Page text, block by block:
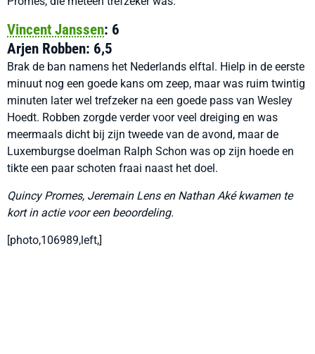
Vincent Janssen: 6
Arjen Robben: 6,5
Brak de ban namens het Nederlands elftal. Hielp in de eerste
minuut nog een goede kans om zeep, maar was ruim twintig
minuten later wel trefzeker na een goede pass van Wesley
Hoedt. Robben zorgde verder voor veel dreiging en was
meermaals dicht bij zijn tweede van de avond, maar de
Luxemburgse doelman Ralph Schon was op zijn hoede en
tikte een paar schoten fraai naast het doel.
Quincy Promes, Jeremain Lens en Nathan Aké kwamen te
kort in actie voor een beoordeling.
[photo,106989,left,]